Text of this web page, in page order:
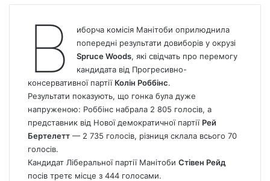
В
иборча комісія Манітоби оприлюднила
попередні результати довиборів у окрузі
Spruce Woods, які свідчать про перемогу
кандидата від Прогресивно-
консервативної партії Колін Роббінс.
Результати показують, що гонка була дуже
напруженою: Роббінс набрала 2 805 голосів, а
представник від Нової демократичної партії Рей
Бертелетт — 2 735 голосів, різниця склала всього 70
голосів.
Кандидат Ліберальної партії Манітоби Стівен Рейд
посів третє місце з 444 голосами.